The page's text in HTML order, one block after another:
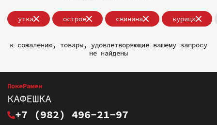
утка острое свинина курица
к сожалению, товары, удовлетворяющие вашему запросу
не найдены
ПокеРамен
КАФЕШКА
+7 (982) 496-21-97